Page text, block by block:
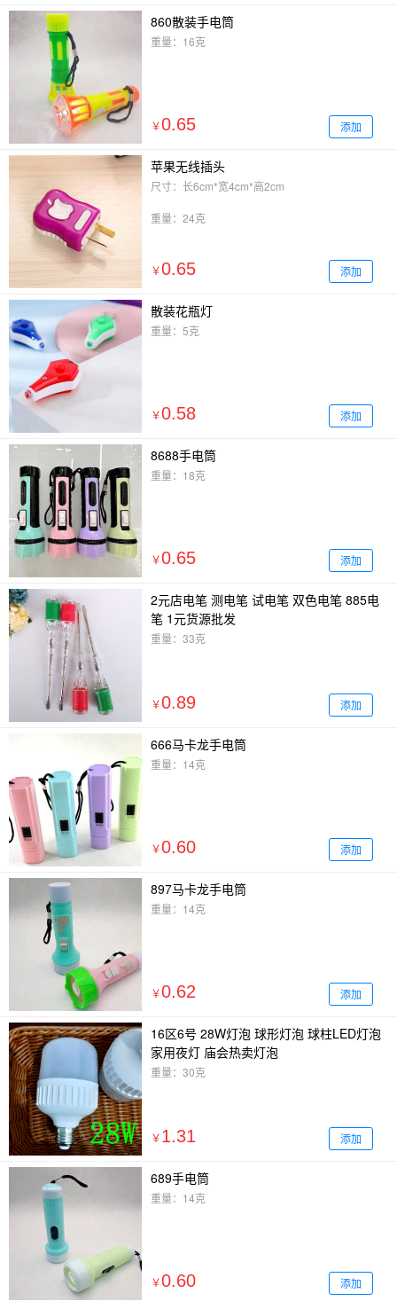
860散装手电筒
重量：16克
￥0.65 添加
苹果无线插头
尺寸：长6cm*宽4cm*高2cm
重量：24克
￥0.65 添加
散装花瓶灯
重量：5克
￥0.58 添加
8688手电筒
重量：18克
￥0.65 添加
2元店电笔 测电笔 试电笔 双色电笔 885电
笔 1元货源批发
重量：33克
￥0.89 添加
666马卡龙手电筒
重量：14克
￥0.60 添加
897马卡龙手电筒
重量：14克
￥0.62 添加
16区6号 28W灯泡 球形灯泡 球柱LED灯泡
家用夜灯 庙会热卖灯泡
重量：30克
￥ 1.31 添加
689手电筒
重量：14克
￥0.60 添加